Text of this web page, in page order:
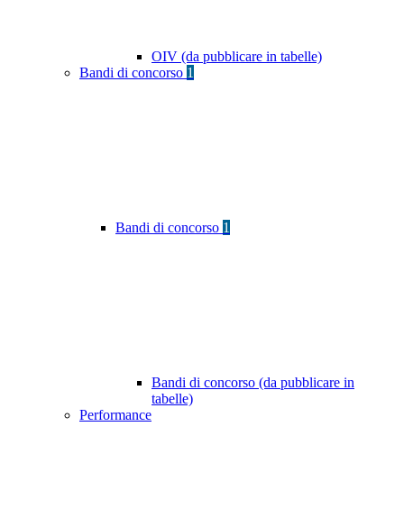
OIV (da pubblicare in tabelle)
Bandi di concorso 1
Bandi di concorso 1
Bandi di concorso (da pubblicare in
tabelle)
Performance